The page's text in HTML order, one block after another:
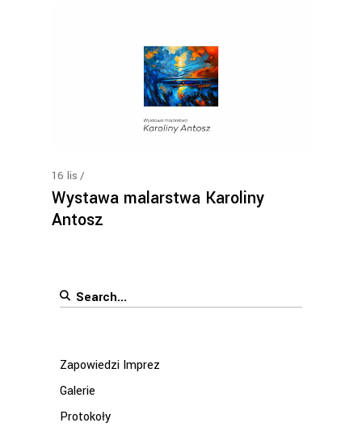
16 lis
Wystawa malarstwa Karoliny
Antosz
Search
Zapowiedzi Imprez
Galerie
Protokoły